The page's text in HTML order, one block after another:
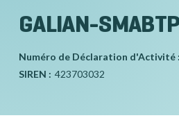
GALIAN-SMABTP
Numéro de Déclaration d'Activité :
SIREN : 423703032